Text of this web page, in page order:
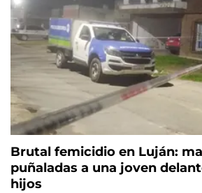
Brutal femicidio en Luján:
puñaladas a una joven
hijos